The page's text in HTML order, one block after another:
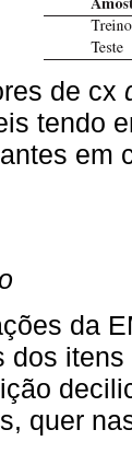
de cx
tendo
em
da
dos
quer